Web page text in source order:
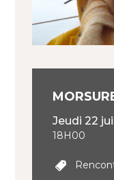
© Brigitte
x 70 cm, 2020
jeudi 22
18H00